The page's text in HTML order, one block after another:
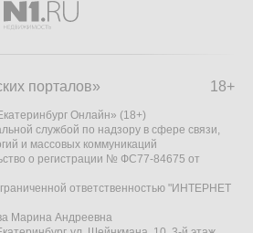
18+
порталов»
Онлайн» (18+)
службой по надзору в сфере связи,
и массовых коммуникаций
о регистрации № ФС77-84675 от
ответственностью "ИНТЕРНЕТ
Марина Андреевна